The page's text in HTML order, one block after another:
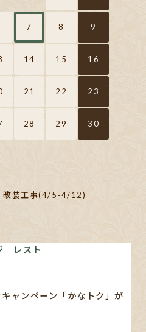
7 8 9
14 15 16
21 22 23
28 29 30
改装工事(4/5-4/12)
レスト
ャンペーン「かなトク」が